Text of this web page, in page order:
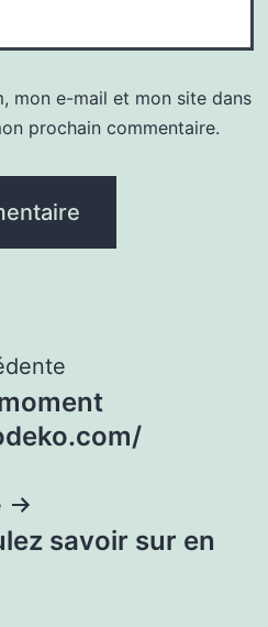
mon e-mail et mon site dans
prochain commentaire.
savoir sur en